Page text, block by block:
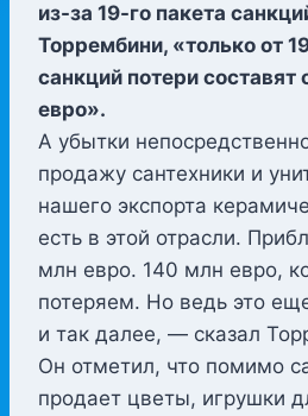
из-за 19-го пакета
Торрембини, «только от
санкций потери составят
евро».
А убытки
продажу сантехники и
нашего экспорта
есть в этой отрасли.
млн евро. 140 млн евро,
потеряем. Но ведь это
и так далее, — сказал
Он отметил, что помимо
продает цветы, игрушки